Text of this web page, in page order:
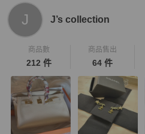
J J’s collection
商品數
212 件
商品售出
64 件